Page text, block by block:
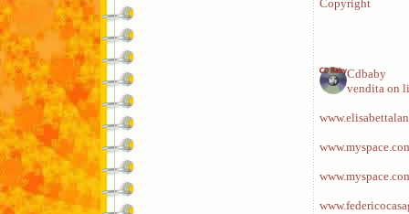
Copyright
Cdbaby
vendita on